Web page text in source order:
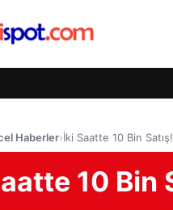
Haberler›İki Saatte 10 Bin Satış!
10 Bin